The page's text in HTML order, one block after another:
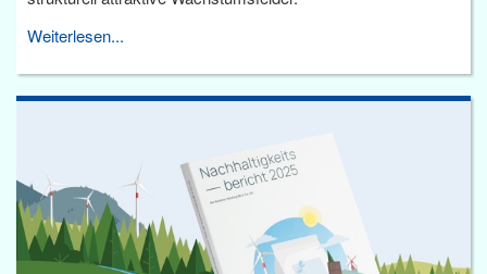
Weiterlesen...